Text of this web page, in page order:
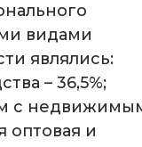
видами
являлись:
– 36,5%;
с
оптовая и